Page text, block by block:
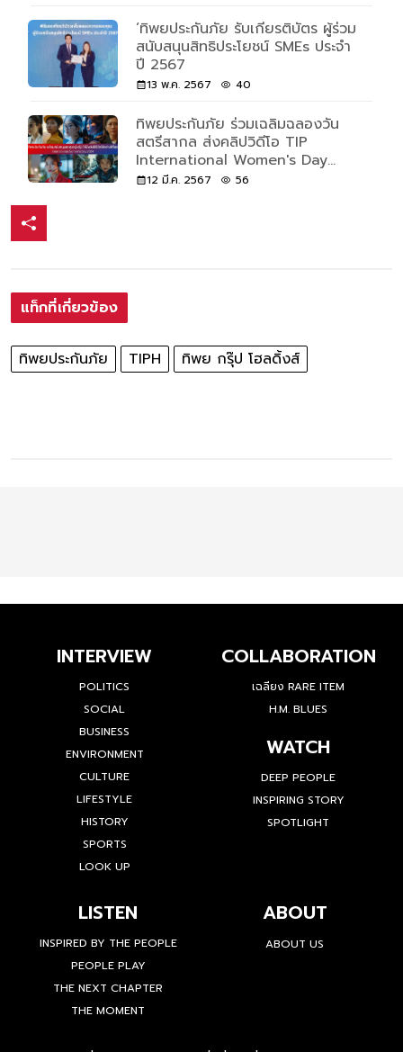
‘ทิพยประกันภัย รับเกียรติบัตร ผู้ร่วม
สนับสนุนสิทธิประโยชน์ SMEs ประจำ
ปี 2567
13 พ.ค. 2567 40
ทิพยประกันภัย ร่วมเฉลิมฉลองวัน
สตรีสากล ส่งคลิปวิดีโอ TIP
International Women's Day
2024
12 มี.ค. 2567 56
แท็กที่เกี่ยวข้อง
ทิพยประกันภัย TIPH ทิพย กรุ๊ป โฮลดิ้งส์
INTERVIEW
POLITICS
SOCIAL
BUSINESS
ENVIRONMENT
CULTURE
LIFESTYLE
HISTORY
SPORTS
LOOK UP
COLLABORATION
เฉลียง RARE ITEM
H.M. BLUES
WATCH
DEEP PEOPLE
INSPIRING STORY
SPOTLIGHT
LISTEN
INSPIRED BY THE PEOPLE
PEOPLE PLAY
THE NEXT CHAPTER
THE MOMENT
ABOUT
ABOUT US